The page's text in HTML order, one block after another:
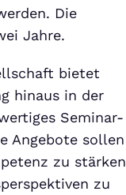
Die
Jahre.
bietet
hinaus in der
Seminar-
Angebote sollen
zu stärken
zu